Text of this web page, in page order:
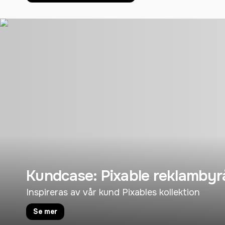
Kundcase: Pixable
Inspireras av vår kund Pixables kollektion
Se mer